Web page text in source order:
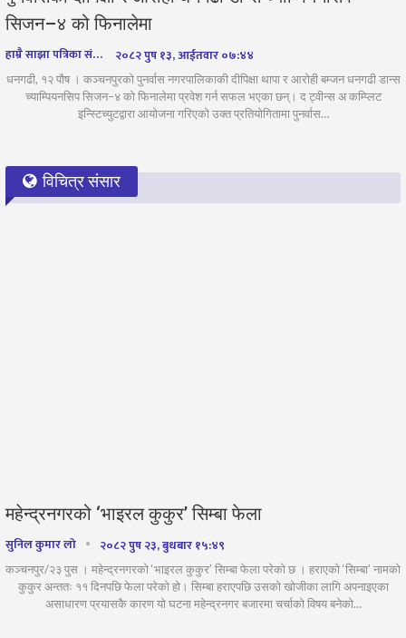
सिजन–४ को फिनालेमा
हाम्रै साझा पत्रिका संवाददाता २०८२ पुष १३, आईतवार ०७:४४
धनगढी, १२ पौष । कञ्चनपुरको पुनर्वास नगरपालिकाकी दीपिक्षा थापा र आरोही बम्जन धनगढी डान्स
च्याम्पियनसिप सिजन–४ को फिनालेमा प्रवेश गर्न सफल भएका छन्। द ट्वीन्स अ कम्प्लिट
इन्स्टिच्युटद्वारा आयोजना गरिएको उक्त प्रतियोगितामा पुनर्वास…
विचित्र संसार
महेन्द्रनगरको ‘भाइरल कुकुर’ सिम्बा फेला
सुनिल कुमार लो २०८२ पुष २३, बुधबार १५:४९
कञ्चनपुर/२३ पुस । महेन्द्रनगरको ‘भाइरल कुकुर’ सिम्बा फेला परेको छ । हराएको ‘सिम्बा’ नामको
कुकुर अन्ततः ११ दिनपछि फेला परेको हो। सिम्बा हराएपछि उसको खोजीका लागि अपनाइएका
असाधारण प्रयासकै कारण यो घटना महेन्द्रनगर बजारमा चर्चाको विषय बनेको…